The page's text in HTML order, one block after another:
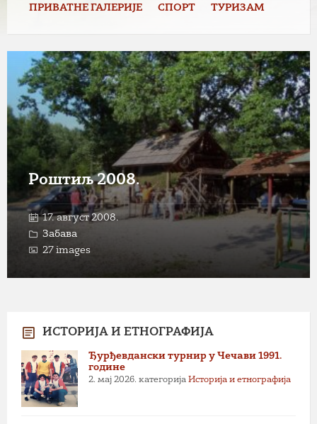
ПРИВАТНЕ ГАЛЕРИЈЕ СПОРТ ТУРИЗАМ
Роштиљ 2008.
17. август 2008.
Забава
27 images
Open
Gallery
ИСТОРИЈА И ЕТНОГРАФИЈА
Ђурђевдански турнир у Чечави 1991.
године
2. мај 2026. категорија Историја и етнографија